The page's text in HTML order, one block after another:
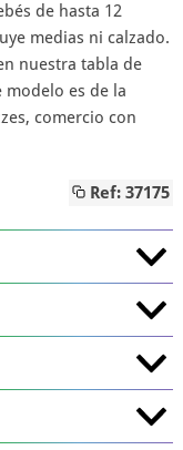
de hasta 12
medias ni calzado.
nuestra tabla de
modelo es de la
comercio con
Ref: 37175